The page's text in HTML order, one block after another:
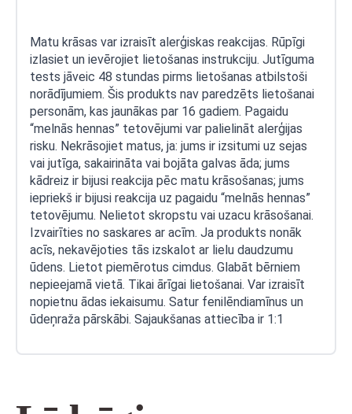
Matu krāsas var izraisīt alerģiskas reakcijas. Rūpīgi
izlasiet un ievērojiet lietošanas instrukciju. Jutīguma
tests jāveic 48 stundas pirms lietošanas atbilstoši
norādījumiem. Šis produkts nav paredzēts lietošanai
personām, kas jaunākas par 16 gadiem. Pagaidu
“melnās hennas” tetovējumi var palielināt alerģijas
risku. Nekrāsojiet matus, ja: jums ir izsitumi uz sejas
vai jutīga, sakairināta vai bojāta galvas āda; jums
kādreiz ir bijusi reakcija pēc matu krāsošanas; jums
iepriekš ir bijusi reakcija uz pagaidu “melnās hennas”
tetovējumu. Nelietot skropstu vai uzacu krāsošanai.
Izvairīties no saskares ar acīm. Ja produkts nonāk
acīs, nekavējoties tās izskalot ar lielu daudzumu
ūdens. Lietot piemērotus cimdus. Glabāt bērniem
nepieejamā vietā. Tikai ārīgai lietošanai. Var izraisīt
nopietnu ādas iekaisumu. Satur fenilēndiamīnus un
ūdeņraža pārskābi. Sajaukšanas attiecība ir 1:1